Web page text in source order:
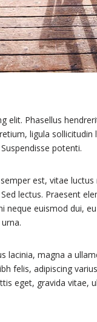
Phasellus
ligula
potenti.
est, vitae
lectus. Praesent
euismod dui,
lacinia, magna a
felis, adipiscing
eget, gravida vitae,